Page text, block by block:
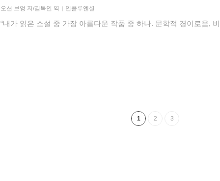
오션 브엉 저/김목인 역 인플루엔셜
“내가 읽은 소설 중 가장 아름다운 작품 중 하나. 문학적 경이로움,
1 2 3